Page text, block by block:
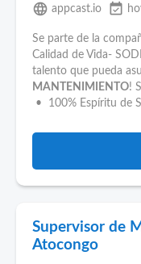
language appcast.io event_available
Se parte de la
Calidad de Vida-
talento que pueda
MANTENIMIENTO!
• 100% Espíritu de
Supervisor de
Atocongo